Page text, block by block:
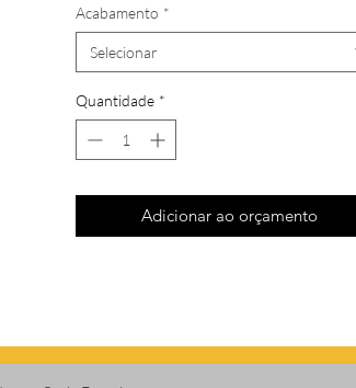
Acabamento *
Selecionar
Quantidade *
Adicionar ao orçamento